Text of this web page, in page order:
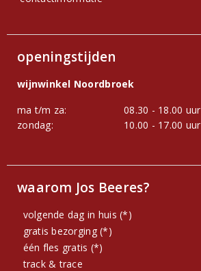
openingstijden
wijnwinkel Noordbroek
ma t/m za:
08.30 - 18.00 uur
zondag:
10.00 - 17.00 uur
waarom Jos Beeres?
volgende dag in huis (*)
gratis bezorging (*)
één fles gratis (*)
track & trace